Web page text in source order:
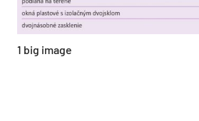
1 big image